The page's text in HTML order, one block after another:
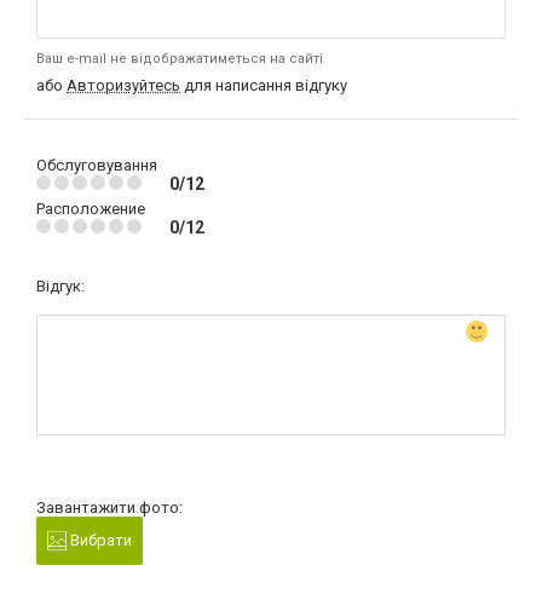
Ваш e-mail не відображатиметься на сайті
або Авторизуйтесь для написання відгуку
Обслуговування
0/12
Расположение
0/12
Відгук:
Завантажити фото:
Вибрати